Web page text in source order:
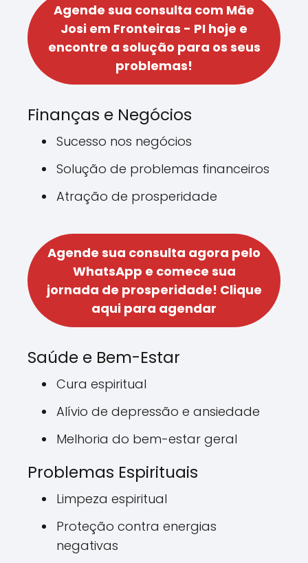
Agende sua consulta com Mãe
Josi em Fronteiras - PI hoje e
encontre a solução para os seus
problemas!
Finanças e Negócios
Sucesso nos negócios
Solução de problemas financeiros
Atração de prosperidade
Agende sua consulta agora pelo
WhatsApp e comece sua
jornada de prosperidade! Clique
aqui para agendar
Saúde e Bem-Estar
Cura espiritual
Alívio de depressão e ansiedade
Melhoria do bem-estar geral
Problemas Espirituais
Limpeza espiritual
Proteção contra energias
negativas